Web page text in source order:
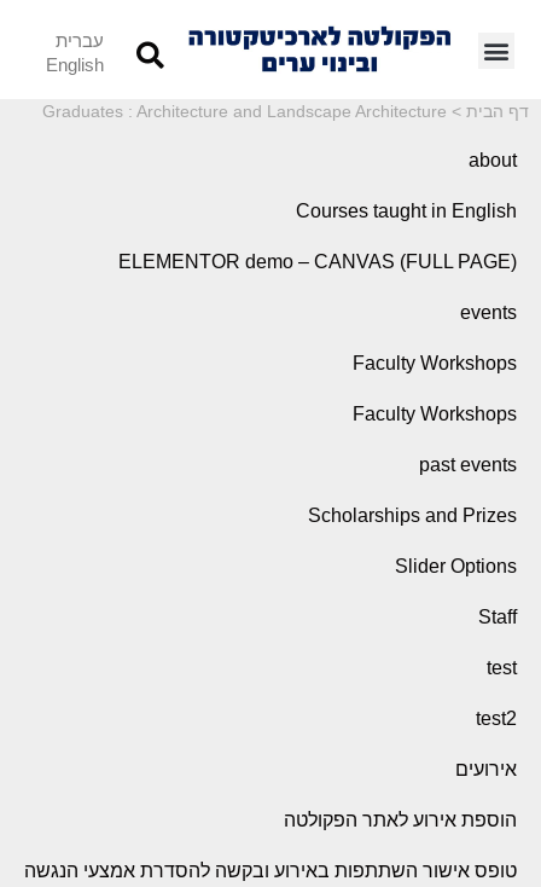
עברית
English
דף הבית >
Graduates : Architecture and Landscape Architecture
about
Courses taught in English
ELEMENTOR demo – CANVAS (FULL PAGE)
events
Faculty Workshops
Faculty Workshops
past events
Scholarships and Prizes
Slider Options
Staff
test
test2
אירועים
הוספת אירוע לאתר הפקולטה
טופס אישור השתתפות באירוע ובקשה להסדרת אמצעי הנגשה